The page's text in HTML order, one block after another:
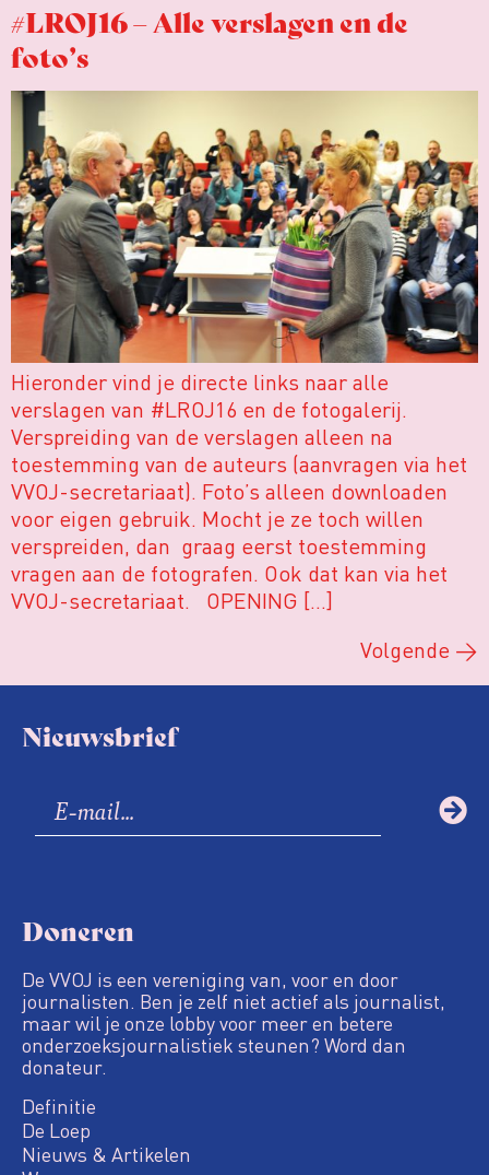
#LROJ16 – Alle verslagen en de
foto’s
Hieronder vind je directe links naar alle
verslagen van #LROJ16 en de fotogalerij.
Verspreiding van de verslagen alleen na
toestemming van de auteurs (aanvragen via het
VVOJ-secretariaat). Foto’s alleen downloaden
voor eigen gebruik. Mocht je ze toch willen
verspreiden, dan graag eerst toestemming
vragen aan de fotografen. Ook dat kan via het
VVOJ-secretariaat. OPENING […]
Volgende →
Nieuwsbrief
Doneren
De VVOJ is een vereniging van, voor en door
journalisten. Ben je zelf niet actief als journalist,
maar wil je onze lobby voor meer en betere
onderzoeksjournalistiek steunen? Word dan
donateur.
Definitie
De Loep
Nieuws & Artikelen